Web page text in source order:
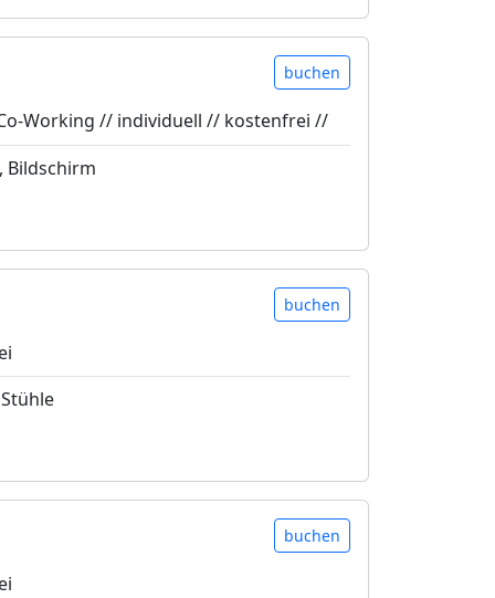
buchen
Working // individuell // kostenfrei //
Bildschirm
buchen
buchen